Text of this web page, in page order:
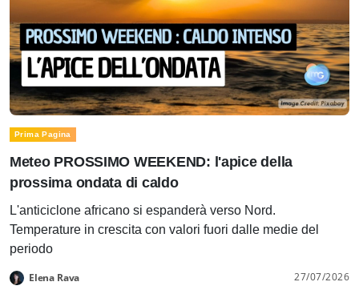
Prima Pagina
Meteo PROSSIMO WEEKEND: l'apice della
prossima ondata di caldo
L'anticiclone africano si espanderà verso Nord.
Temperature in crescita con valori fuori dalle medie del
periodo
Elena Rava 27/07/2026